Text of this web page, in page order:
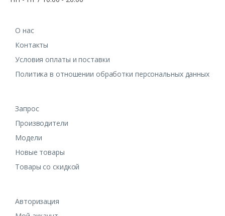
О нас
Контакты
Условия оплаты и поставки
Политика в отношении обработки персональных данных
Запрос
Производители
Модели
Новые товары
Товары со скидкой
Авторизация